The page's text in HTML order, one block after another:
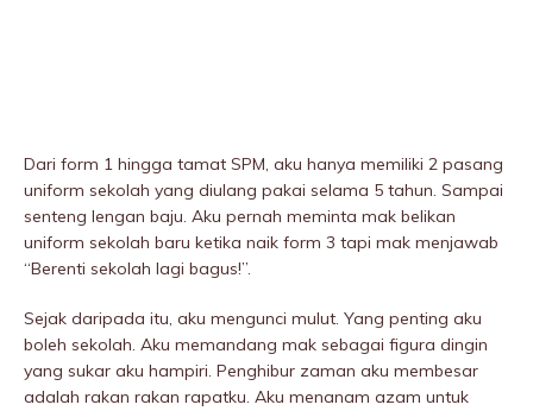
Dari form 1 hingga tamat SPM, aku hanya memiliki 2 pasang
uniform sekolah yang diulang pakai selama 5 tahun. Sampai
senteng lengan baju. Aku pernah meminta mak belikan
uniform sekolah baru ketika naik form 3 tapi mak menjawab
“Berenti sekolah lagi bagus!”.
Sejak daripada itu, aku mengunci mulut. Yang penting aku
boleh sekolah. Aku memandang mak sebagai figura dingin
yang sukar aku hampiri. Penghibur zaman aku membesar
adalah rakan rakan rapatku. Aku menanam azam untuk